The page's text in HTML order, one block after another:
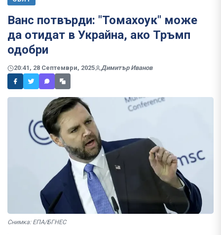
Ванс потвърди: "Томахоук" може
да отидат в Украйна, ако Тръмп
одобри
20:41, 28 Септември, 2025 Димитър Иванов
Снимка: ЕПА/БГНЕС